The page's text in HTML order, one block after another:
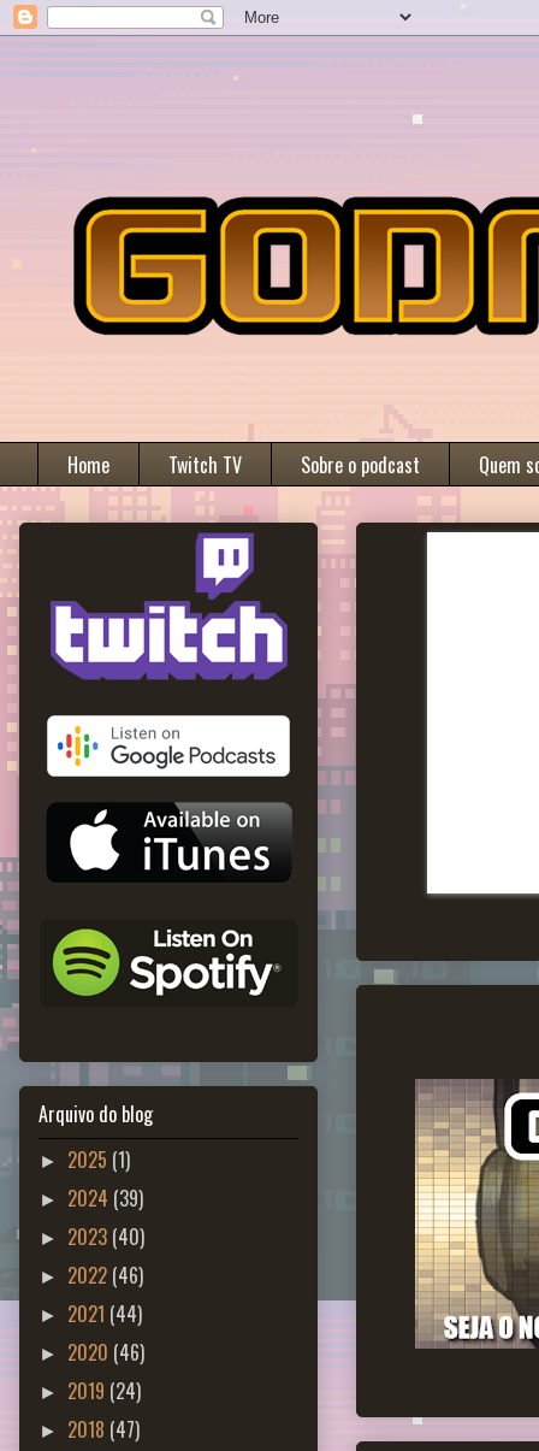
Home Twitch TV Sobre o podcast Quem
Arquivo do blog
► 2025 (1)
► 2024 (39)
► 2023 (40)
► 2022 (46)
► 2021 (44)
► 2020 (46)
► 2019 (24)
► 2018 (47)